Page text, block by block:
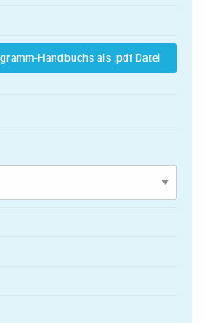
Handbuchs als .pdf Datei